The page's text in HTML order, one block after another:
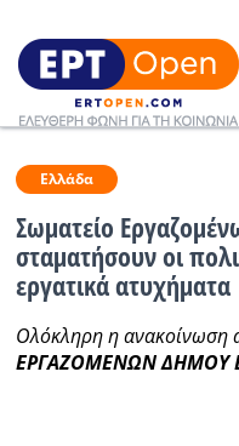
Ειδήσεις
Ελλάδα
Πολιτική
Ελλάδα
Σωματείο
σταματήσουν οι
εργατικά ατυχήματα
Ολόκληρη η ανακοίνωση
ΕΡΓΑΖΟΜΕΝΩΝ ΔΗΜΟΥ